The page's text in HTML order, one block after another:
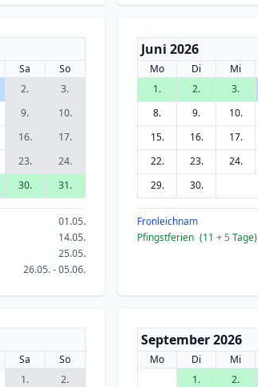
Sa
So
2.
3.
9.
10.
16.
17.
23.
24.
30. 31.
01.05.
14.05.
25.05.
26.05. - 05.06.
Juni 2026
Mo Di Mi
1.
2. 3.
8.
9. 10.
15.
16. 17.
22.
23. 24.
29.
30.
Fronleichnam
Pfingstferien (11+ 5 Tage)
Sa
So
1.
2.
September 2026
Mo Di Mi
1.
2.